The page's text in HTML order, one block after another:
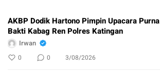
AKBP Dodik Hartono Pimpin Upacara Purna
Bakti Kabag Ren Polres Katingan
Irwan
0 0 3/08/2026